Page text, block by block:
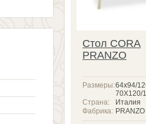
Стол CORA
PRANZO
64x94/
70Х120/
Размеры:
Италия
Страна:
PRANZO
Фабрика: